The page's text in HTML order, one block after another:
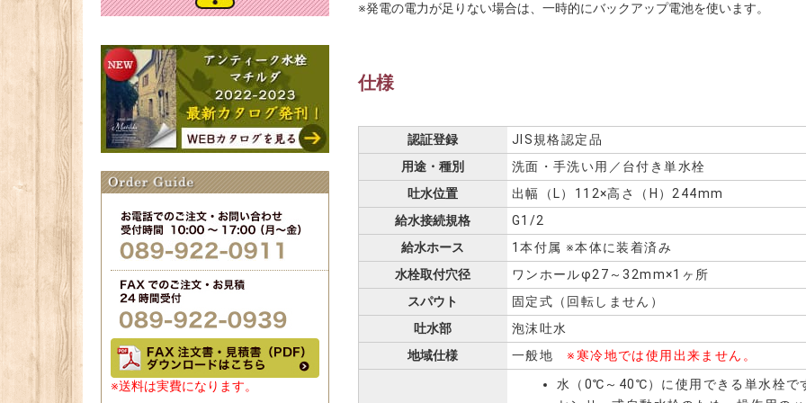
※送料は実費になります。
※発電の電力が足りない場合は、一時的にバックアップ電池を使います。
仕様
認証登録
JIS規格認定品
用途・種別
洗面・手洗い用／台付き単水栓
吐水位置
出幅（L）112×高さ（H）244mm
給水接続規格
G1/2
給水ホース
1本付属 ※本体に装着済み
水栓取付穴径
ワンホールφ27～32mm×1ヶ所
スパウト
固定式（回転しません）
吐水部
泡沫吐水
地域仕様
一般地※寒冷地では使用出来ません。
水（0℃～40℃）に使用できる単水栓で